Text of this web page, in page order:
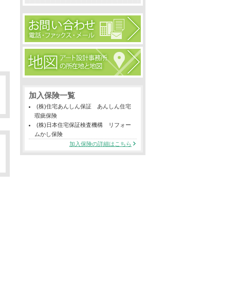
加入保険一覧
(株)住宅あんしん保証 あんしん住宅
瑕疵保険
(株)日本住宅保証検査機構 リフォー
ムかし保険
加入保険の詳細はこちら